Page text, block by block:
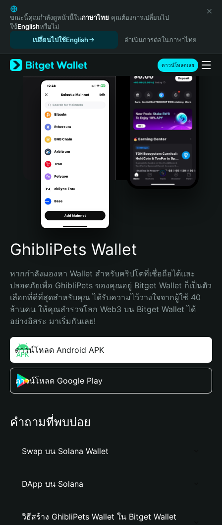
English
日本語
Tiếng Việt
Español (Latinoamérica)
Türkçe
Italiano
Português (Portugal)
Bahasa Indonesia
Português (Brasil)
Español (Argentina)
ขณะนี้คุณกำลังดูหน้านี้ในภาษาไทย คุณต้องการเปลี่ยนไป
ใช้Englishหรือไม่
เปลี่ยนไปใช้English
ดำเนินการต่อในภาษาไทย
ดาวน์โหลดเลย
GhibliPets Wallet
หากกำลังมองหา Wallet สำหรับคริปโตที่เชื่อถือได้และ
ปลอดภัยเพื่อ GhibliPets ของคุณอยู่ Bitget Wallet ก็เป็นตัว
เลือกที่ดีที่สุดสำหรับคุณ ได้รับความไว้วางใจจากผู้ใช้ 40
ล้านคน ให้คุณสำรวจโลก Web3 บน Bitget Wallet ได้
อย่างอิสระ มาเริ่มกันเลย!
ดาวน์โหลด Android APK
ดาวน์โหลด Google Play
คำถามที่พบบ่อย
Swap บน Solana Wallet
DApp บน Solana
วิธีสร้าง GhibliPets Wallet ใน Bitget Wallet